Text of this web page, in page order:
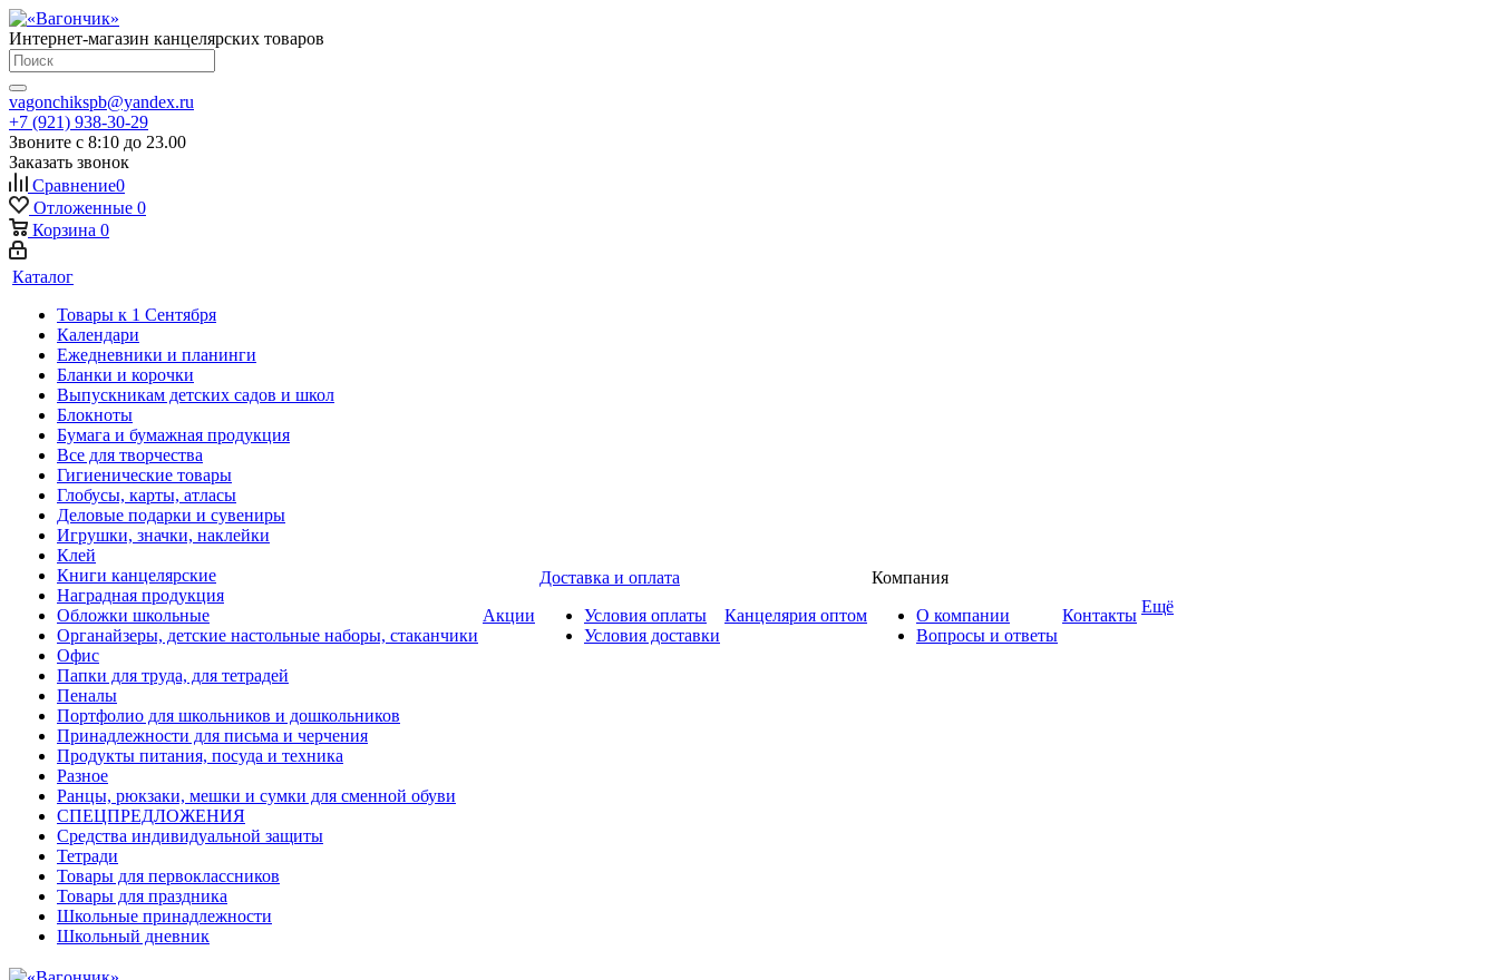
Интернет-магазин канцелярских товаров
vagonchikspb@yandex.ru
+7 (921) 938-30-29
Звоните с 8:10 до 23.00
Заказать звонок
Сравнение0
Отложенные 0
Корзина 0
Каталог
Товары к 1 Сентября
Календари
Ежедневники и планинги
Бланки и корочки
Выпускникам детских садов и школ
Блокноты
Бумага и бумажная продукция
Все для творчества
Гигиенические товары
Глобусы, карты, атласы
Деловые подарки и сувениры
Игрушки, значки, наклейки
Клей
Книги канцелярские
Наградная продукция
Обложки школьные
Органайзеры, детские настольные наборы, стаканчики
Офис
Папки для труда, для тетрадей
Пеналы
Портфолио для школьников и дошкольников
Принадлежности для письма и черчения
Продукты питания, посуда и техника
Разное
Ранцы, рюкзаки, мешки и сумки для сменной обуви
СПЕЦПРЕДЛОЖЕНИЯ
Средства индивидуальной защиты
Тетради
Товары для первоклассников
Товары для праздника
Школьные принадлежности
Школьный дневник
Акции
Доставка и оплата
Условия оплаты
Условия доставки
Канцелярия оптом
Компания
О компании
Вопросы и ответы
Контакты Ещё